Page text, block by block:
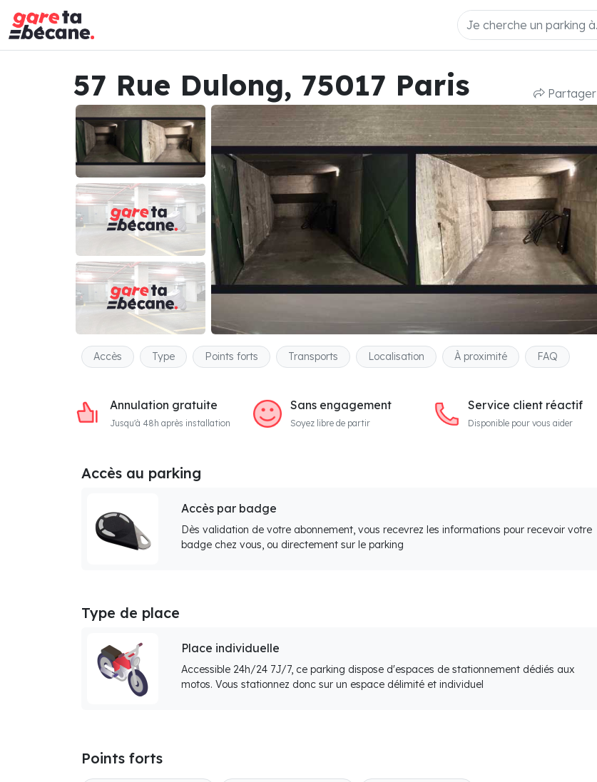
57 Rue Dulong, 75017 Paris Partager
Accès Type Points forts Transports Localisation À proximité FAQ
Annulation gratuite
Jusqu'à 48h après installation
Sans engagement
Soyez libre de partir
Service client réactif
Disponible pour vous aider
Accès au parking
Accès par badge
Dès validation de votre abonnement, vous recevrez les informations pour recevoir votre
badge chez vous, ou directement sur le parking
Type de place
Place individuelle
Accessible 24h/24 7J/7, ce parking dispose d'espaces de stationnement dédiés aux
motos. Vous stationnez donc sur un espace délimité et individuel
Points forts